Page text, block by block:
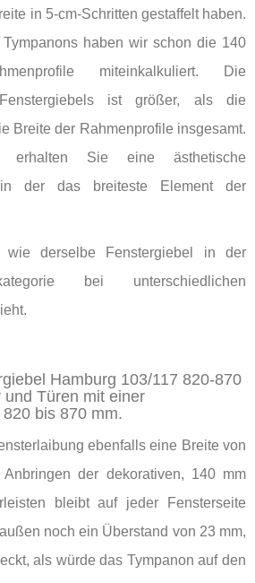
in 5-cm-Schritten gestaffelt haben.
haben wir schon die 140
miteinkalkuliert. Die
ist größer, als die
Breite der Rahmenprofile insgesamt.
Sie eine ästhetische
in der das breiteste Element der
derselbe Fenstergiebel in der
bei unterschiedlichen
Hamburg 103/117 820-870
Türen mit einer
bis 870 mm.
ebenfalls eine Breite von
der dekorativen, 140 mm
bleibt auf jeder Fensterseite
noch ein Überstand von 23 mm,
als würde das Tympanon auf den